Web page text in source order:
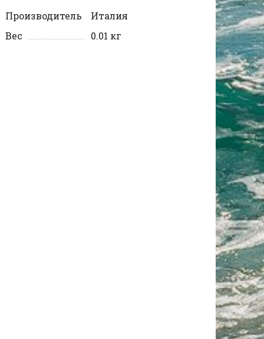
Производитель
Италия
Вес
0.01 кг